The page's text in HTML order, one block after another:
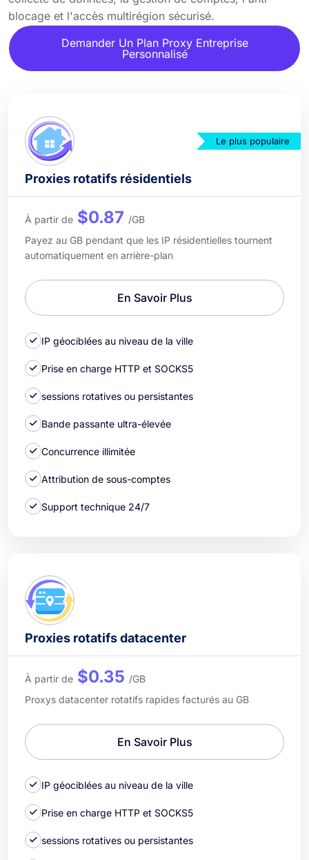
blocage et l'accès multirégion sécurisé.
Demander Un Plan Proxy Entreprise
Personnalisé
Le plus populaire
Proxies rotatifs résidentiels
À partir de $0.87 /GB
Payez au GB pendant que les IP résidentielles tournent
automatiquement en arrière-plan
En Savoir Plus
IP géociblées au niveau de la ville
Prise en charge HTTP et SOCKS5
sessions rotatives ou persistantes
Bande passante ultra-élevée
Concurrence illimitée
Attribution de sous-comptes
Support technique 24/7
Proxies rotatifs datacenter
À partir de $0.35 /GB
Proxys datacenter rotatifs rapides facturés au GB
En Savoir Plus
IP géociblées au niveau de la ville
Prise en charge HTTP et SOCKS5
sessions rotatives ou persistantes